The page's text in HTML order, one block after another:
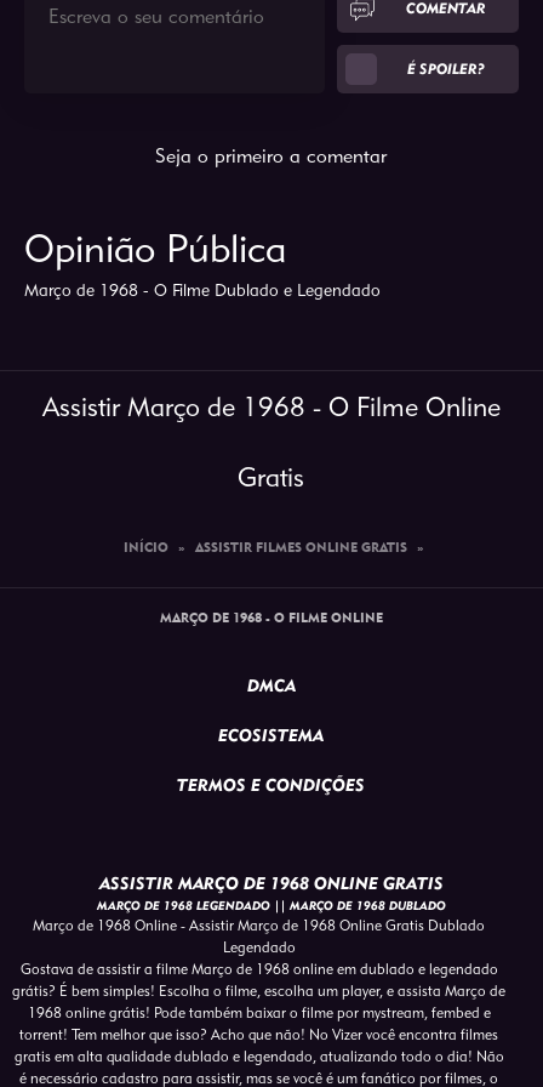
COMENTAR
É SPOILER?
Seja o primeiro a comentar
Opinião Pública
Março de 1968 - O Filme Dublado e Legendado
Assistir Março de 1968 - O Filme Online
Gratis
INÍCIO » ASSISTIR FILMES ONLINE GRATIS »
MARÇO DE 1968 - O FILME ONLINE
DMCA
ECOSISTEMA
TERMOS E CONDIÇÕES
ASSISTIR MARÇO DE 1968 ONLINE GRATIS
MARÇO DE 1968 LEGENDADO || MARÇO DE 1968 DUBLADO
Março de 1968 Online - Assistir Março de 1968 Online Gratis Dublado
Legendado
Gostava de assistir a filme Março de 1968 online em dublado e legendado
grátis? É bem simples! Escolha o filme, escolha um player, e assista Março de
1968 online grátis! Pode também baixar o filme por mystream, fembed e
torrent! Tem melhor que isso? Acho que não! No Vizer você encontra filmes
gratis em alta qualidade dublado e legendado, atualizando todo o dia! Não
é necessário cadastro para assistir, mas se você é um fanático por filmes, o